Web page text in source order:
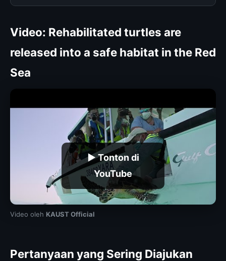
Video: Rehabilitated turtles are
released into a safe habitat in the Red
Sea
▶ Tonton di
YouTube
Video oleh KAUST Official
Pertanyaan yang Sering Diajukan